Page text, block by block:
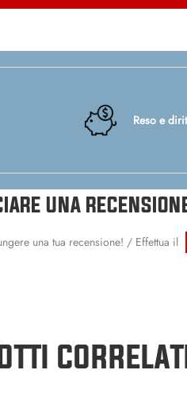
Reso e
UNA
una tua recensione! / Effettua il